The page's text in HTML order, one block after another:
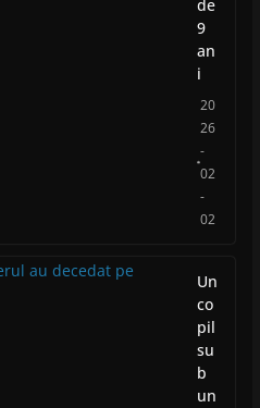
de
9
an
i
20
26
-
02
-
02
Un
co
pil
su
b
un